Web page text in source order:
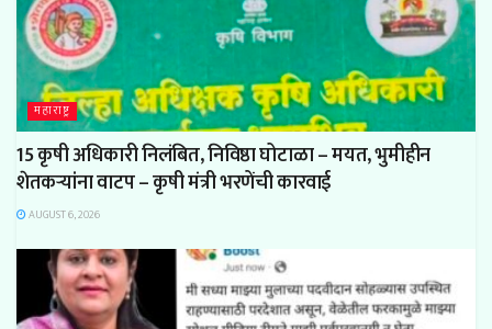
महाराष्ट्र
15 कृषी अधिकारी निलंबित, निविष्ठा घोटाळा – मयत, भुमीहीन
शेतकऱ्यांना वाटप – कृषी मंत्री भरणेंची कारवाई
AUGUST 6, 2026